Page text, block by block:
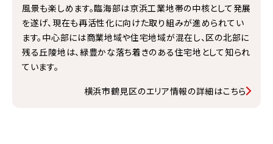
風景も楽しめます。臨海部は京浜工業地帯の中核として発展
を遂げ、現在も再活性化に向けた取り組みが進められてい
ます。中心部には商業地域や住宅地域が混在し、区の北部に
残る丘陵地は、緑豊かな落ち着きのある住宅地として知られ
ています。
横浜市鶴見区のエリア情報の詳細はこちら